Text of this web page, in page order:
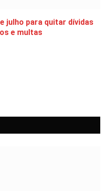
julho para quitar dívidas
e multas